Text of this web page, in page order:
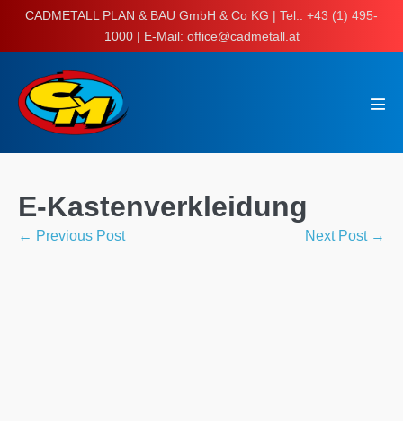
SkipCADMETALL PLAN & BAU GmbH & Co KG | Tel.: +43 (1) 495-
1000 | E-Mail: office@cadmetall.at
E-Kastenverkleidung
Post
← Previous Post Next Post →